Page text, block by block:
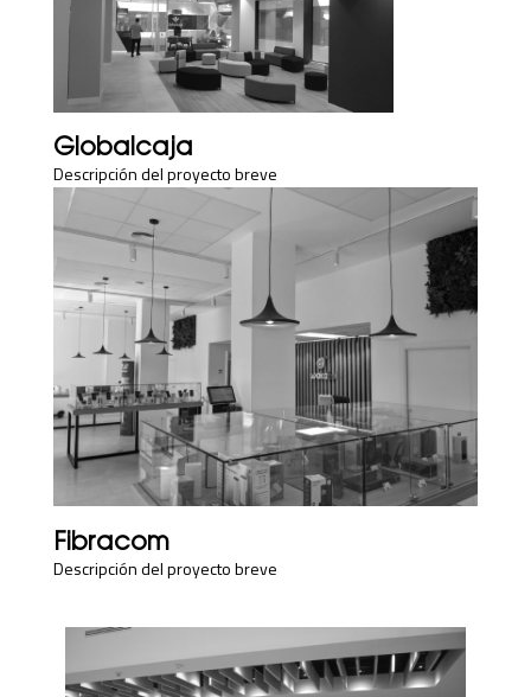
Globalcaja
Descripción del proyecto breve
Fibracom
Descripción del proyecto breve